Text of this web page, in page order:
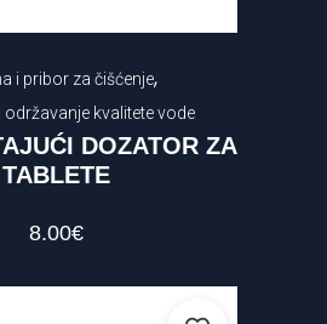
i pribor za čišćenje,
održavanje kvalitete vode
DOZATOR ZA
TABLETE
8.00€